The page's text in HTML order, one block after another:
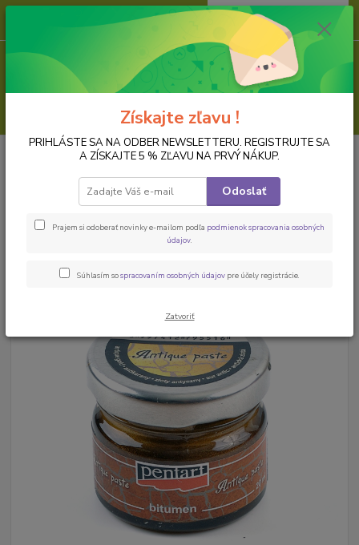
ks
za 0,00 EUR
LAKY, LEPIDLÁ, PASTY, PRÁŠKY, FÓLIE
Antikovacie a voskové
Antikovacia pasta 20 ml,
starozlatá
Získajte zľavu !
PRIHLÁSTE SA NA ODBER NEWSLETTERU. REGISTRUJTE SA
A ZÍSKAJTE 5 % ZĽAVU NA PRVÝ NÁKUP.
Odoslať
Prajem si odoberať novinky e-mailom podľa podmienok spracovania osobných
údajov.
Súhlasím sospracovaním osobných údajov pre účely registrácie.
Zatvoriť